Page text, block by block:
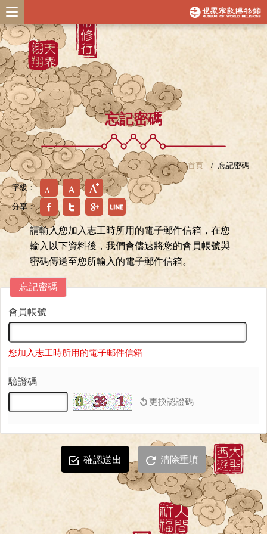
忘記密碼
首頁 忘記密碼
字級：
分享：
請輸入您加入志工時所用的電子郵件信箱，在您
輸入以下資料後，我們會儘速將您的會員帳號與
密碼傳送至您所輸入的電子郵件信箱。
忘記密碼
會員帳號
您加入志工時所用的電子郵件信箱
驗證碼